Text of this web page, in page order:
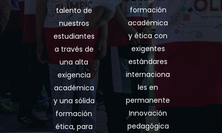
talento de
nuestros
estudiantes
a través de
una alta
exigencia
académica
y una sólida
formación
ética, para
formación
académica
y ética con
exigentes
estándares
internaciona
les en
permanente
Innovación
pedagógica